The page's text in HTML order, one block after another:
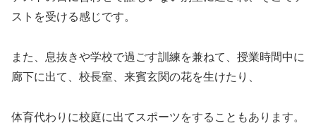
ストを受ける感じです。
また、息抜きや学校で過ごす訓練を兼ねて、授業時間中に
廊下に出て、校長室、来賓玄関の花を生けたり、
体育代わりに校庭に出てスポーツをすることもあります。